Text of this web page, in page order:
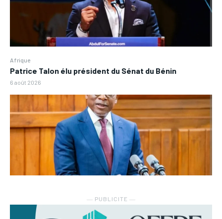
Afrique
Patrice Talon élu président du Sénat du Bénin
6 août 2026
― PUBLICITE ―